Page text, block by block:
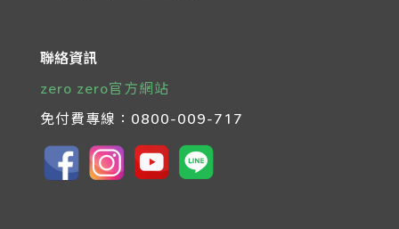
聯絡資訊
zero zero官方網站
免付費專線： 0800-009-717